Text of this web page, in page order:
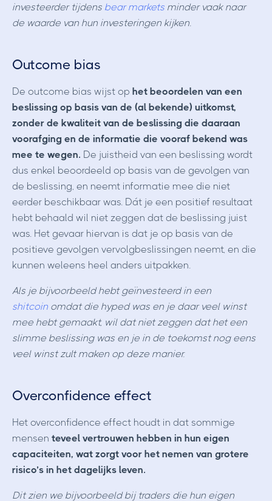
investeerder tijdens bear markets minder vaak naar
de waarde van hun investeringen kijken.
Outcome bias
De outcome bias wijst op het beoordelen van een
beslissing op basis van de (al bekende) uitkomst,
zonder de kwaliteit van de beslissing die daaraan
voorafging en de informatie die vooraf bekend was
mee te wegen. De juistheid van een beslissing wordt
dus enkel beoordeeld op basis van de gevolgen van
de beslissing, en neemt informatie mee die niet
eerder beschikbaar was. Dát je een positief resultaat
hebt behaald wil niet zeggen dat de beslissing juist
was. Het gevaar hiervan is dat je op basis van de
positieve gevolgen vervolgbeslissingen neemt, en die
kunnen weleens heel anders uitpakken.
Als je bijvoorbeeld hebt geïnvesteerd in een
shitcoin omdat die hyped was en je daar veel winst
mee hebt gemaakt, wil dat niet zeggen dat het een
slimme beslissing was en je in de toekomst nog eens
veel winst zult maken op deze manier.
Overconfidence effect
Het overconfidence effect houdt in dat sommige
mensen teveel vertrouwen hebben in hun eigen
capaciteiten, wat zorgt voor het nemen van grotere
risico’s in het dagelijks leven.
Dit zien we bijvoorbeeld bij traders die hun eigen